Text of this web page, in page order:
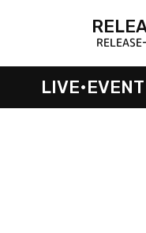
LIVE•EVENT